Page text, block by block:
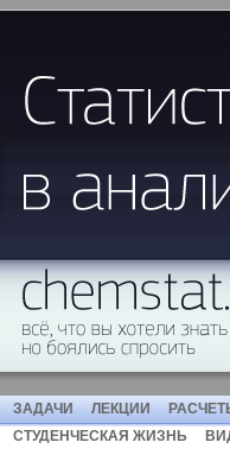
ЗАДАЧИ ЛЕКЦИИ
СТУДЕНЧЕСКАЯ ЖИЗНЬ